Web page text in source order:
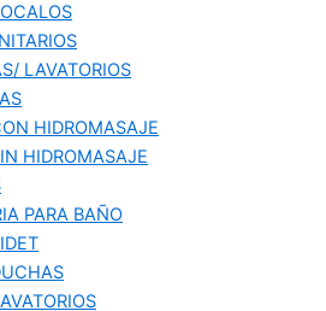
LAVATORIOS
HIDROMASAJE
HIDROMASAJE
PARA BAÑO